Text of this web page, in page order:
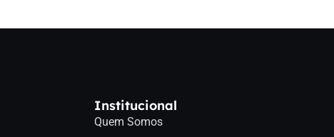
Institucional
Quem Somos